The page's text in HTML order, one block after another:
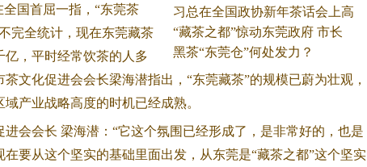
习总在全国政协新年茶话会上高
论
“藏茶之都”惊动东莞政府 市长
黑茶“东莞仓”何处发力？
国首屈一指，“东莞茶
完全统计，现在东莞藏茶
，平时经常饮茶的人多
文化促进会会长梁海潜指出，“东莞藏茶”的规模已蔚为壮观，
产业战略高度的时机已经成熟。
会会长 梁海潜：“它这个氛围已经形成了，是非常好的，也是
要从这个坚实的基础里面出发，从东莞是“藏茶之都”这个坚实